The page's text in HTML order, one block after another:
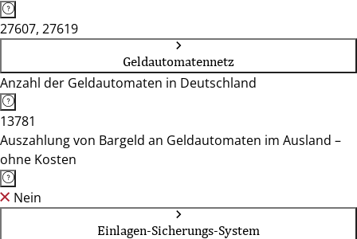
27607, 27619
Geldautomatennetz
Anzahl der Geldautomaten in Deutschland
13781
Auszahlung von Bargeld an Geldautomaten im Ausland –
ohne Kosten
Nein
Einlagen-Sicherungs-System